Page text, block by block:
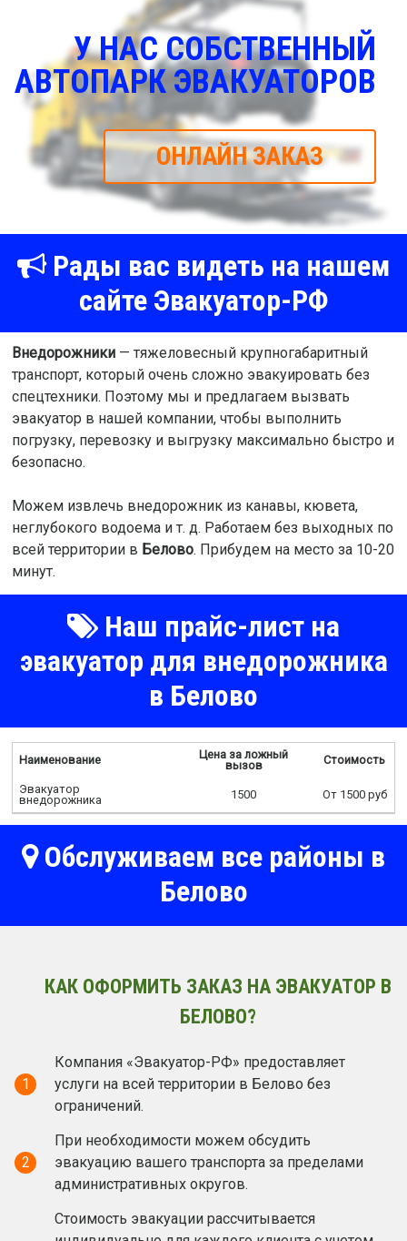
У НАС СОБСТВЕННЫЙ
АВТОПАРК ЭВАКУАТОРОВ
ОНЛАЙН ЗАКАЗ
Рады вас видеть на нашем
сайте Эвакуатор-РФ
Внедорожники— тяжеловесный крупногабаритный
транспорт, который очень сложно эвакуировать без
спецтехники. Поэтому мы и предлагаем вызвать
эвакуатор в нашей компании, чтобы выполнить
погрузку, перевозку и выгрузку максимально быстро и
безопасно.
Можем извлечь внедорожник из канавы, кювета,
неглубокого водоема и т. д. Работаем без выходных по
всей территории в Белово. Прибудем на место за 10-20
минут.
Наш прайс-лист на
эвакуатор для внедорожника
в Белово
Наименование
Цена за ложный
вызов
Стоимость
Эвакуатор
внедорожника
1500 От 1500 руб
Обслуживаем все районы в
Белово
КАК ОФОРМИТЬ ЗАКАЗ НА ЭВАКУАТОР В
БЕЛОВО?
1
Компания «Эвакуатор-РФ» предоставляет
услуги на всей территории в Белово без
ограничений.
2
При необходимости можем обсудить
эвакуацию вашего транспорта за пределами
административных округов.
Стоимость эвакуации рассчитывается